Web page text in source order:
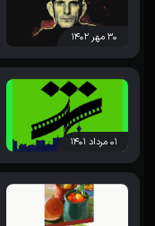
۳۰ مهر ۱۴۰۲
۰۱ مرداد ۱۴۰۱